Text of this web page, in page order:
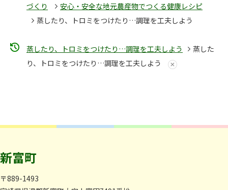
づくり
安心・安全な地元農産物でつくる健康レシピ
蒸したり、トロミをつけたり…調理を工夫しよう
蒸したり、トロミをつけたり…調理を工夫しよう
蒸した
り、トロミをつけたり…調理を工夫しよう
新富町
〒889-1493